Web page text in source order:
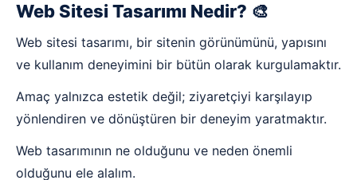
Web Sitesi Tasarımı Nedir? 🎨
Web sitesi tasarımı, bir sitenin görünümünü, yapısını
ve kullanım deneyimini bir bütün olarak kurgulamaktır.
Amaç yalnızca estetik değil; ziyaretçiyi karşılayıp
yönlendiren ve dönüştüren bir deneyim yaratmaktır.
Web tasarımının ne olduğunu ve neden önemli
olduğunu ele alalım.